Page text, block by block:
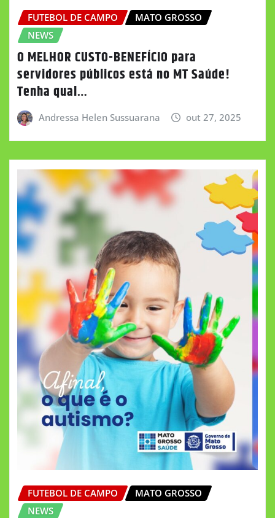
FUTEBOL DE CAMPO
MATO GROSSO
NEWS
O MELHOR CUSTO-BENEFÍCIO para
servidores públicos está no MT Saúde!
Tenha qual…
Andressa Helen Sussuarana out 27, 2025
FUTEBOL DE CAMPO
MATO GROSSO
NEWS